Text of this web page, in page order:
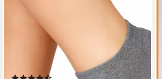
Sneakersocken Damen
Herren Sneaker Socken aus
Baumwolle, Niedrige Socken
Sportsocken (Packung, 6-